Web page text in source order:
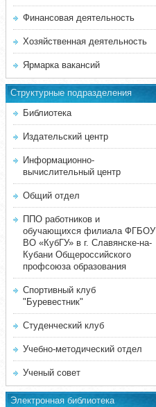
Финансовая деятельность
Хозяйственная деятельность
Ярмарка вакансий
Структурные подразделения
Библиотека
Издательский центр
Информационно-
вычислительный центр
Общий отдел
ППО работников и
обучающихся филиала ФГБОУ
ВО «КубГУ» в г. Славянске-на-
Кубани Общероссийского
профсоюза образования
Спортивный клуб
"Буревестник"
Студенческий клуб
Учебно-методический отдел
Ученый совет
Электронная библиотека